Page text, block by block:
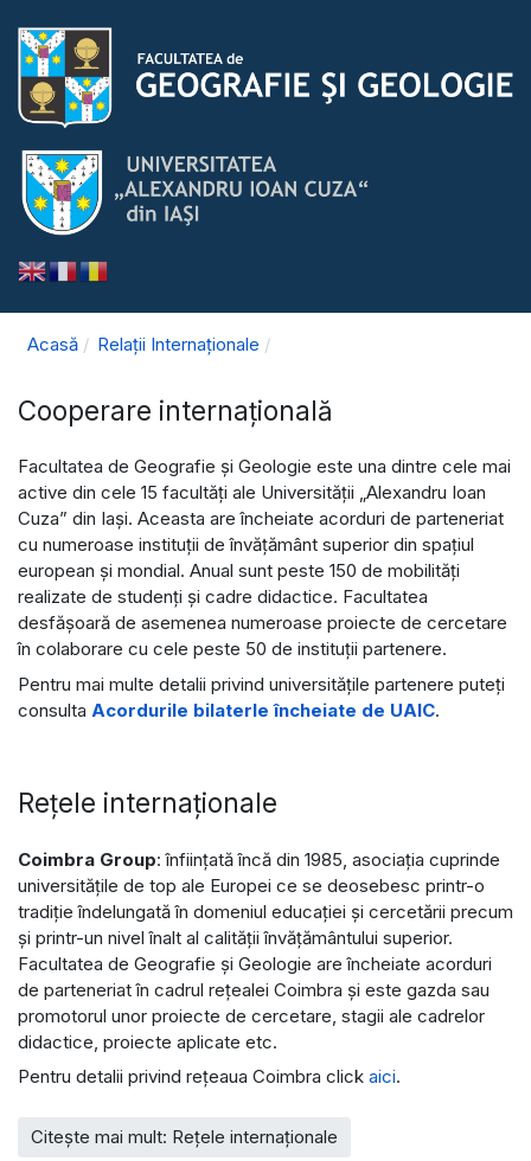
Acasă Relații Internaționale
Cooperare internațională
Facultatea de Geografie şi Geologie este una dintre cele mai
active din cele 15 facultăți ale Universităţii „Alexandru Ioan
Cuza” din Iași. Aceasta are încheiate acorduri de parteneriat
cu numeroase instituţii de învăţământ superior din spaţiul
european și mondial. Anual sunt peste 150 de mobilități
realizate de studenţi și cadre didactice. Facultatea
desfăşoară de asemenea numeroase proiecte de cercetare
în colaborare cu cele peste 50 de instituţii partenere.
Pentru mai multe detalii privind universitățile partenere puteți
consulta Acordurile bilaterle încheiate de UAIC.
Rețele internaționale
Coimbra Group: înfiinţată încă din 1985, asociaţia cuprinde
universităţile de top ale Europei ce se deosebesc printr-o
tradiţie îndelungată în domeniul educaţiei şi cercetării precum
şi printr-un nivel înalt al calităţii învăţământului superior.
Facultatea de Geografie şi Geologie are încheiate acorduri
de parteneriat în cadrul reţealei Coimbra și este gazda sau
promotorul unor proiecte de cercetare, stagii ale cadrelor
didactice, proiecte aplicate etc.
Pentru detalii privind reţeaua Coimbra click aici.
Citește mai mult: Rețele internaționale